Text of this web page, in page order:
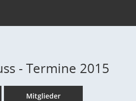
- Termine 2015
Mitglieder